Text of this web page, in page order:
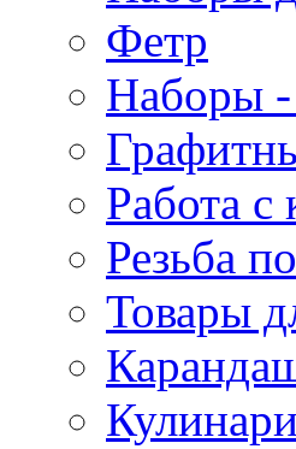
Фетр
Наборы -
Работа с
Резьба
Товары